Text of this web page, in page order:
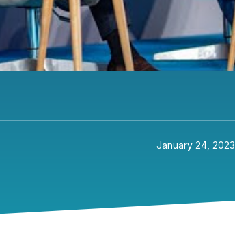
January 24, 2023